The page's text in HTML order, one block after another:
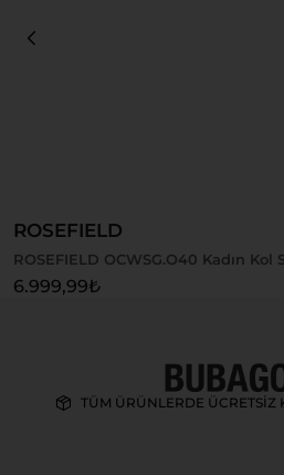
ROSEFIELD
ROSEFIELD OCWSG.O40 Kadın Kol
6.999,99₺
TÜM ÜRÜNLERDE ÜCRETSİZ